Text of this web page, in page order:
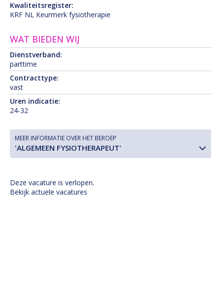
Kwaliteitsregister:
KRF NL Keurmerk fysiotherapie
WAT BIEDEN WIJ
Dienstverband:
parttime
Contracttype:
vast
Uren indicatie:
24-32
MEER INFORMATIE OVER HET BEROEP
'ALGEMEEN FYSIOTHERAPEUT'
Deze vacature is verlopen.
Bekijk actuele vacatures